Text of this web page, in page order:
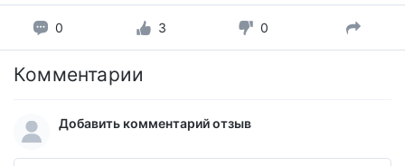
0 3 0
Комментарии
Добавить комментарий отзыв